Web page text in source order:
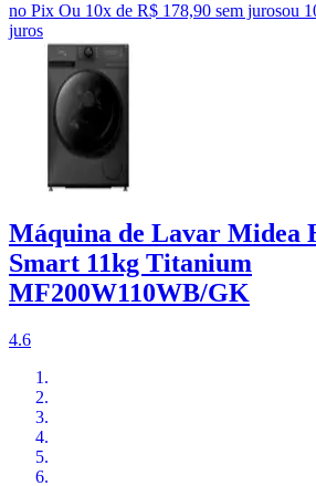
no Pix Ou 10x de R$ 178,90 sem jurosou
juros
Máquina de Lavar Midea
Smart 11kg Titanium
MF200W110WB/GK
4.6